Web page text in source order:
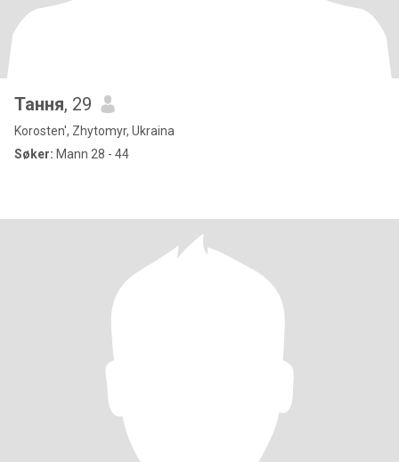
Тання, 29
Korosten', Zhytomyr, Ukraina
Søker: Mann 28 - 44